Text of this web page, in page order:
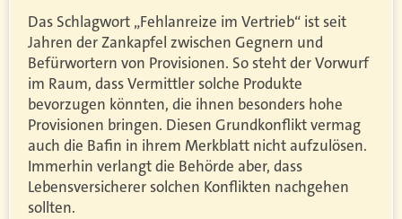
Das Schlagwort „Fehlanreize im Vertrieb“ ist seit
Jahren der Zankapfel zwischen Gegnern und
Befürwortern von Provisionen. So steht der Vorwurf
im Raum, dass Vermittler solche Produkte
bevorzugen könnten, die ihnen besonders hohe
Provisionen bringen. Diesen Grundkonflikt vermag
auch die Bafin in ihrem Merkblatt nicht aufzulösen.
Immerhin verlangt die Behörde aber, dass
Lebensversicherer solchen Konflikten nachgehen
sollten.